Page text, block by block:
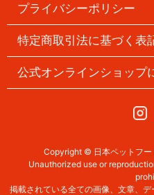
プライバシーポリシー
特定商取引法に基づく表
公式オンラインショップ
Copyright © 日本ペットフ
Unauthorized use or
掲載されている全ての画像、文章、デ